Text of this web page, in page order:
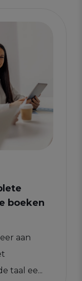
boeken
aan
taal ee...